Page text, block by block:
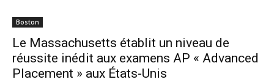
Boston
Le Massachusetts établit un niveau de
réussite inédit aux examens AP « Advanced
Placement » aux États-Unis